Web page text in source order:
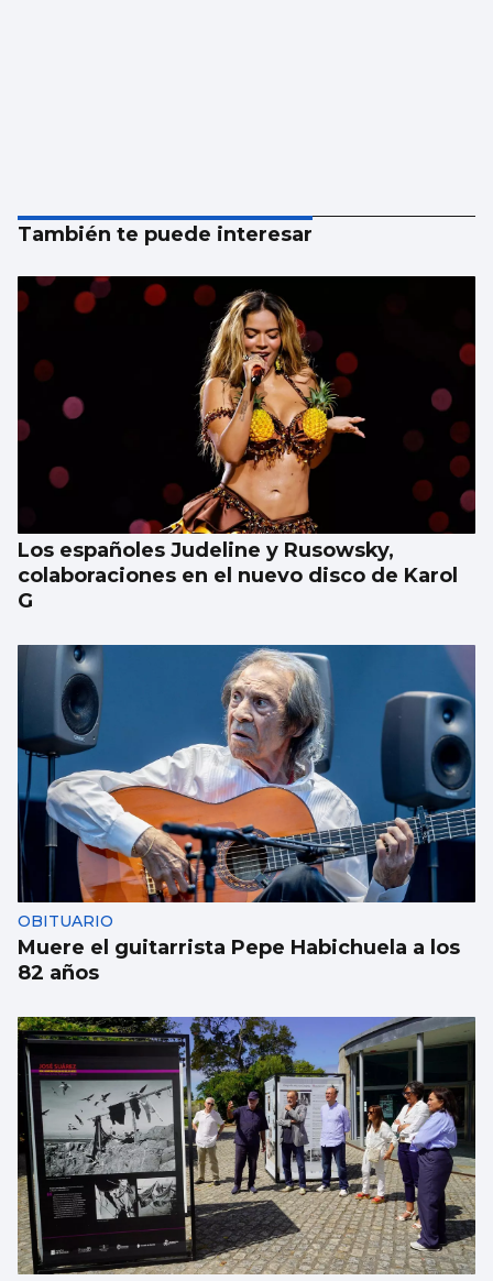
También te puede interesar
Los españoles Judeline y Rusowsky,
colaboraciones en el nuevo disco de Karol
G
OBITUARIO
Muere el guitarrista Pepe Habichuela a los
82 años